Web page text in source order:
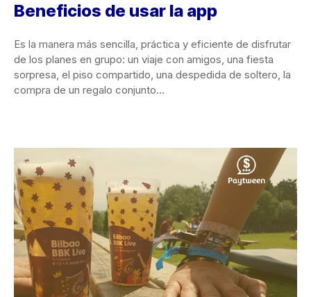
Beneficios de usar la app
Es la manera más sencilla, práctica y eficiente de disfrutar
de los planes en grupo: un viaje con amigos, una fiesta
sorpresa, el piso compartido, una despedida de soltero, la
compra de un regalo conjunto…